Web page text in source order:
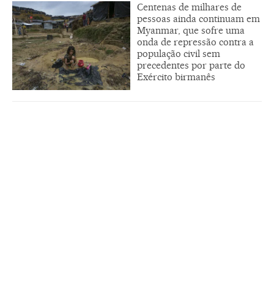
Centenas de milhares de
pessoas ainda continuam em
Myanmar, que sofre uma
onda de repressão contra a
população civil sem
precedentes por parte do
Exército birmanês